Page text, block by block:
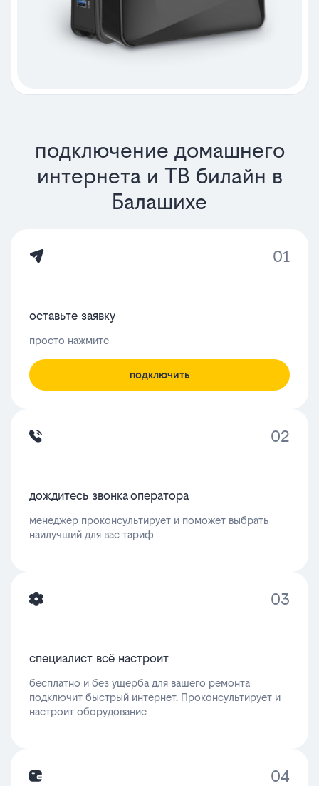
подключение домашнего
интернета и ТВ билайн в
Балашихе
01
оставьте заявку
просто нажмите
подключить
02
дождитесь звонка оператора
менеджер проконсультирует и поможет выбрать
наилучший для вас тариф
03
специалист всё настроит
бесплатно и без ущерба для вашего ремонта
подключит быстрый интернет. Проконсультирует и
настроит оборудование
04